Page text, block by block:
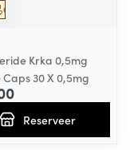
Op voorschrift
Krka 0,5mg
30 X 0,5mg
Reserveer